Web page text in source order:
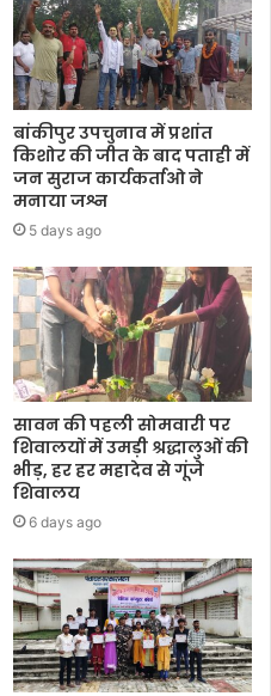
बांकीपुर उपचुनाव में प्रशांत
किशोर की जीत के बाद पताही में
जन सुराज कार्यकर्ताओ ने
मनाया जश्न
5 days ago
सावन की पहली सोमवारी पर
शिवालयों में उमड़ी श्रद्धालुओं की
भीड़, हर हर महादेव से गूंजे
शिवालय
6 days ago